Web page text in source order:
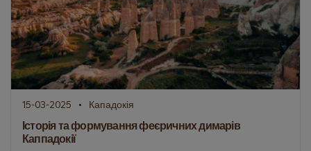
15-03-2025 Кападокія
Історія та формування феєричних димарів
Каппадокії